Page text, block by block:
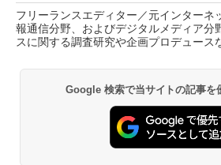
フリーランスエディター／元インターネ
報通信分野、およびデジタルメディア分
スに関する調査研究や企画プロデュース
Google 検索で当サイトの記事を